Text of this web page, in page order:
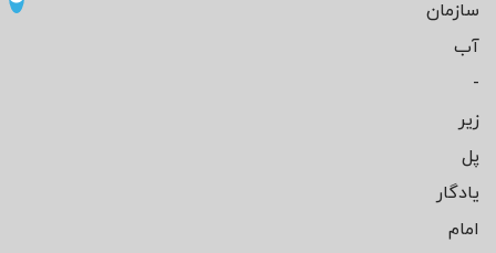
سازمان
آب
-
زیر
پل
یادگار
امام